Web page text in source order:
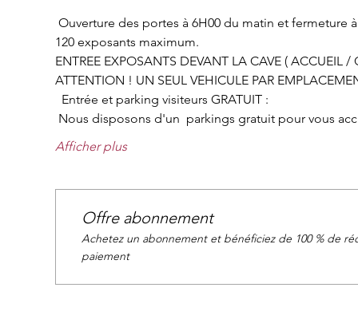
Ouverture des portes à 6H00 du matin et fermeture
120 exposants maximum.
ENTREE EXPOSANTS DEVANT LA CAVE ( ACCUEIL /
ATTENTION ! UN SEUL VEHICULE PAR
Entrée et parking visiteurs GRATUIT :
Nous disposons d'un  parkings gratuit pour vous
Afficher plus
Offre abonnement
Achetez un abonnement et bénéficiez de 100 % de
paiement